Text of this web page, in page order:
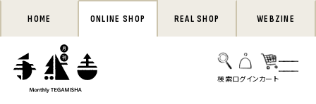
HOME ONLINE SHOP REAL SHOP WEBZINE